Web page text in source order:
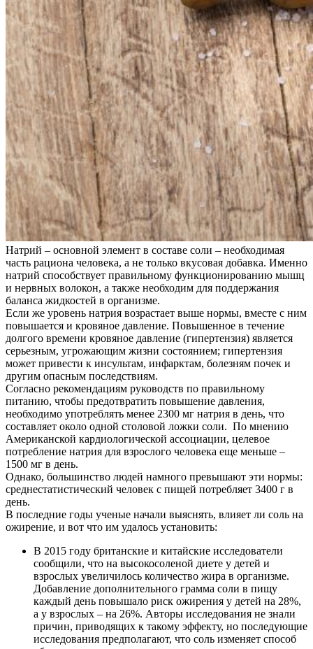
Натрий – основной элемент в составе соли – необходимая
часть рациона человека, а не только вкусовая добавка. Именно
натрий способствует правильному функционированию мышц
и нервных волокон, а также необходим для поддержания
баланса жидкостей в организме.
Если же уровень натрия возрастает выше нормы, вместе с ним
повышается и кровяное давление. Повышенное в течение
долгого времени кровяное давление (гипертензия) является
серьезным, угрожающим жизни состоянием; гипертензия
может привести к инсультам, инфарктам, болезням почек и
другим опасным последствиям.
Согласно рекомендациям руководств по правильному
питанию, чтобы предотвратить повышение давления,
необходимо употреблять менее 2300 мг натрия в день, что
составляет около одной столовой ложки соли. По мнению
Американской кардиологической ассоциации, целевое
потребление натрия для взрослого человека еще меньше –
1500 мг в день.
Однако, большинство людей намного превышают эти нормы:
среднестатистический человек с пищей потребляет 3400 г в
день.
В последние годы ученые начали выяснять, влияет ли соль на
ожирение, и вот что им удалось установить:
В 2015 году британские и китайские исследователи
сообщили, что на высокосоленой диете у детей и
взрослых увеличилось количество жира в организме.
Добавление дополнительного грамма соли в пищу
каждый день повышало риск ожирения у детей на 28%,
а у взрослых – на 26%. Авторы исследования не знали
причин, приводящих к такому эффекту, но последующие
исследования предполагают, что соль изменяет способ